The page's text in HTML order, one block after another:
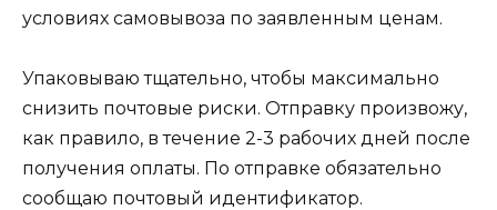
условиях самовывоза по заявленным ценам.
Упаковываю тщательно, чтобы максимально
снизить почтовые риски. Отправку произвожу,
как правило, в течение 2-3 рабочих дней после
получения оплаты. По отправке обязательно
сообщаю почтовый идентификатор.